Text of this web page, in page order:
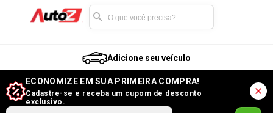
Adicione seu veículo
ECONOMIZE EM SUA PRIMEIRA COMPRA!
Cadastre-se e receba um cupom de desconto
exclusivo.